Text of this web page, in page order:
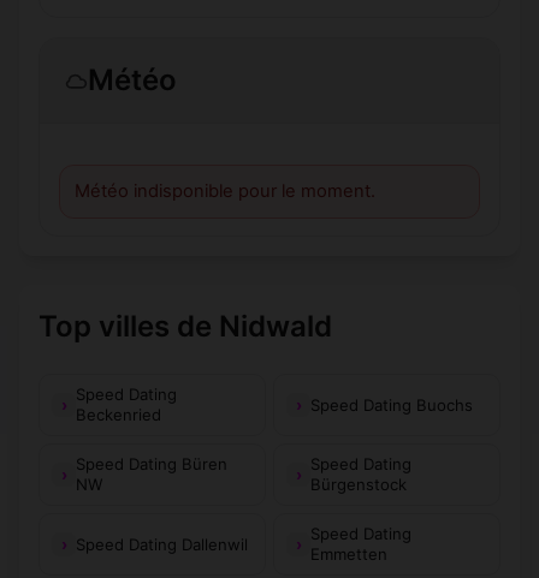
Météo
Météo indisponible pour le moment.
Top villes de Nidwald
Speed Dating
Beckenried
Speed Dating Buochs
Speed Dating Büren
NW
Speed Dating
Bürgenstock
Speed Dating Dallenwil
Speed Dating
Emmetten